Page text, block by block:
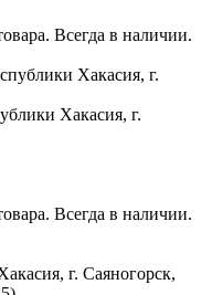
Всегда в наличии.
Хакасия, г.
Всегда в наличии.